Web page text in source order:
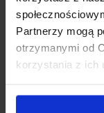
Partnerzy mogą
otrzymanymi od
korzystania z ich